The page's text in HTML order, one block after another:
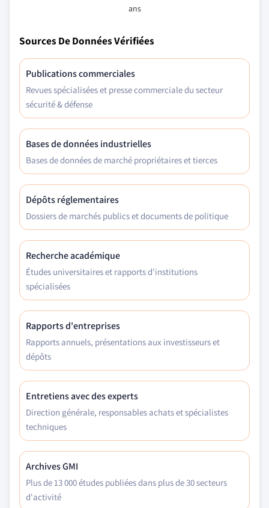
ans
Sources De Données Vérifiées
Publications commerciales
Revues spécialisées et presse commerciale du secteur
sécurité & défense
Bases de données industrielles
Bases de données de marché propriétaires et tierces
Dépôts réglementaires
Dossiers de marchés publics et documents de politique
Recherche académique
Études universitaires et rapports d'institutions
spécialisées
Rapports d'entreprises
Rapports annuels, présentations aux investisseurs et
dépôts
Entretiens avec des experts
Direction générale, responsables achats et spécialistes
techniques
Archives GMI
Plus de 13 000 études publiées dans plus de 30 secteurs
d'activité